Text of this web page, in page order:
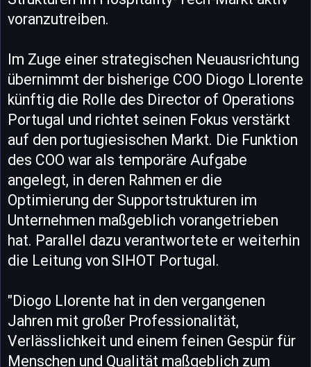
voranzutreiben.
Im Zuge einer strategischen Neuausrichtung
übernimmt der bisherige COO Diogo Llorente
künftig die Rolle des Director of Operations
Portugal und richtet seinen Fokus verstärkt
auf den portugiesischen Markt. Die Funktion
des COO war als temporäre Aufgabe
angelegt, in deren Rahmen er die
Optimierung der Supportstrukturen im
Unternehmen maßgeblich vorangetrieben
hat. Parallel dazu verantwortete er weiterhin
die Leitung von SIHOT Portugal.
"Diogo Llorente hat in den vergangenen
Jahren mit großer Professionalität,
Verlässlichkeit und einem feinen Gespür für
Menschen und Qualität maßgeblich zum